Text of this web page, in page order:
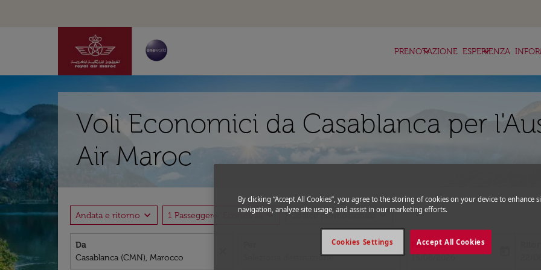
PRENOTAZIONE
keyboard_arrow_down ESPERIENZA
keyboard_arrow_down
Voli Economici da Casablanca per
Air Maroc
Andata e ritorno expand_more 1 Passeggero, Economiaexpand_more Codice promozionale expand_more
Da
Partenza
fc-booking-departure-date-aria-
15/08/2026
fc-
By clicking “Accept All Cookies”, you agree to the storing of cookies on your device to enhance
navigation, analyze site usage, and assist in our marketing efforts.
Accept All Cookies
Cookies Settings